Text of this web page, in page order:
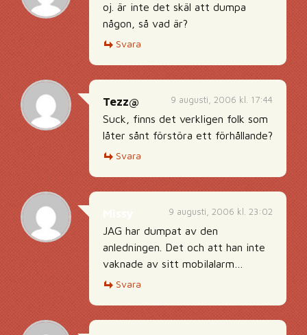
oj. är inte det skäl att dumpa
någon, så vad är?
Svara
9 augusti, 2006 kl. 17:44
Tezz@
Suck, finns det verkligen folk som
låter sånt förstöra ett förhållande?
Svara
9 augusti, 2006 kl. 23:02
JAG har dumpat av den
anledningen. Det och att han inte
vaknade av sitt mobilalarm…
Svara